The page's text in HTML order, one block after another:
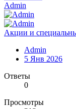
Admin
Акции и
Admin
5 Янв 2026
Ответы
0
Просмотры